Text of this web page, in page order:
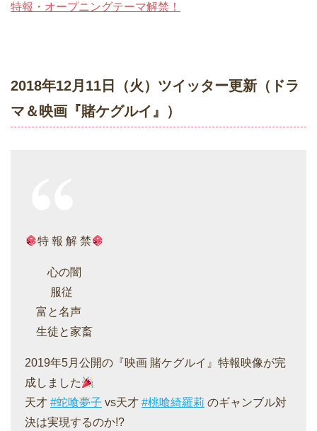
特報・オープニングテーマ解禁！
2018年12月11日（火）ツイッター更新（ドラ
マ＆映画『賭ケグルイ』）
特 報 解 禁
心の闇
服従
富と名声
生徒と家畜
2019年5月公開の『映画 賭ケグルイ』特報映像が完
成しました
天才 #蛇喰夢子 vs天才 #桃喰綺羅莉 のギャンブル対
決は実現するのか!?